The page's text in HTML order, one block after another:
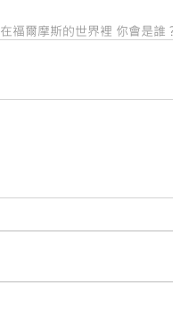
在福爾摩斯的世界裡 你會是誰